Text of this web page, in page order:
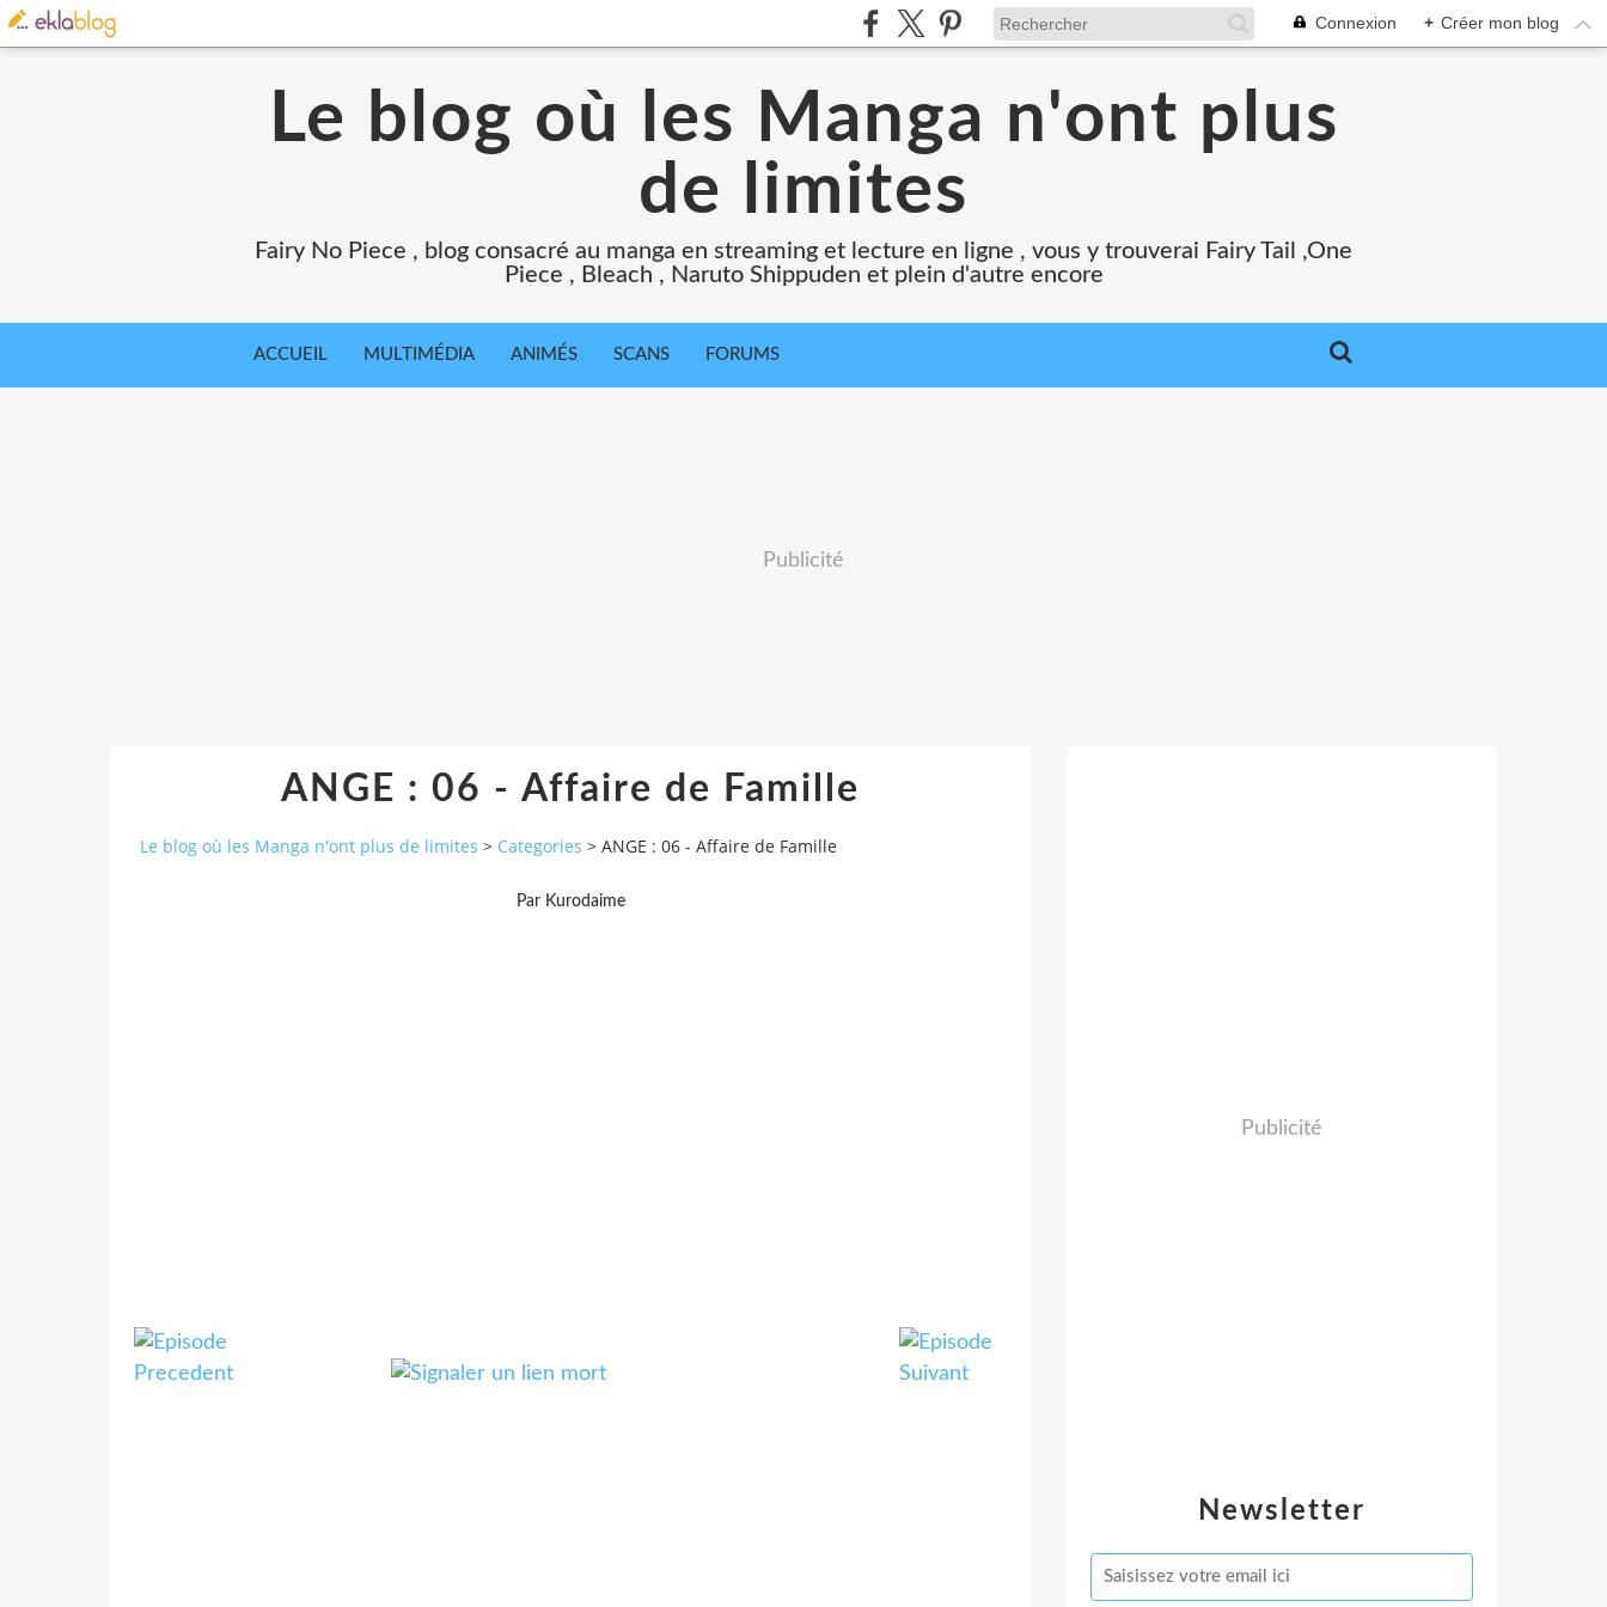
Connexion + Créer mon blog
Le blog où les Manga n'ont plus
de limites
Fairy No Piece , blog consacré au manga en streaming et lecture en ligne , vous y trouverai Fairy Tail ,One
Piece , Bleach , Naruto Shippuden et plein d'autre encore
ACCUEIL MULTIMÉDIA ANIMÉS SCANS FORUMS
Publicité
ANGE : 06 - Affaire de Famille
Le blog où les Manga n'ont plus de limites > Categories > ANGE : 06 - Affaire de Famille
Par Kurodaime
Newsletter
Publicité